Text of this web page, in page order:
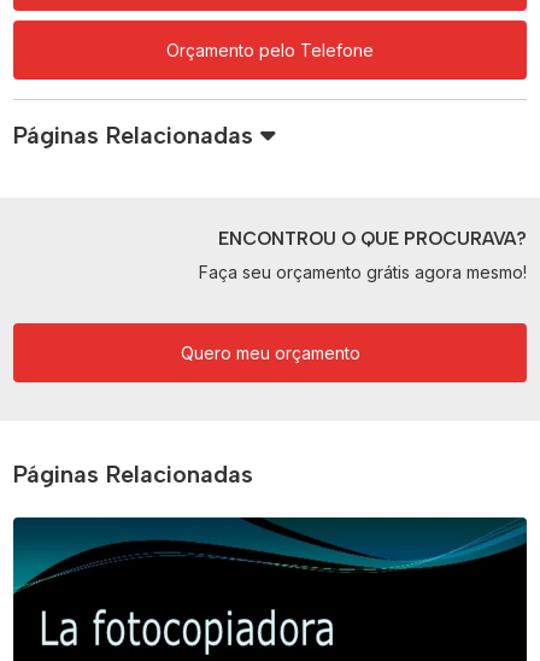
Orçamento pelo Telefone
Páginas Relacionadas
ENCONTROU O QUE PROCURAVA?
Faça seu orçamento grátis agora mesmo!
Quero meu orçamento
Páginas Relacionadas